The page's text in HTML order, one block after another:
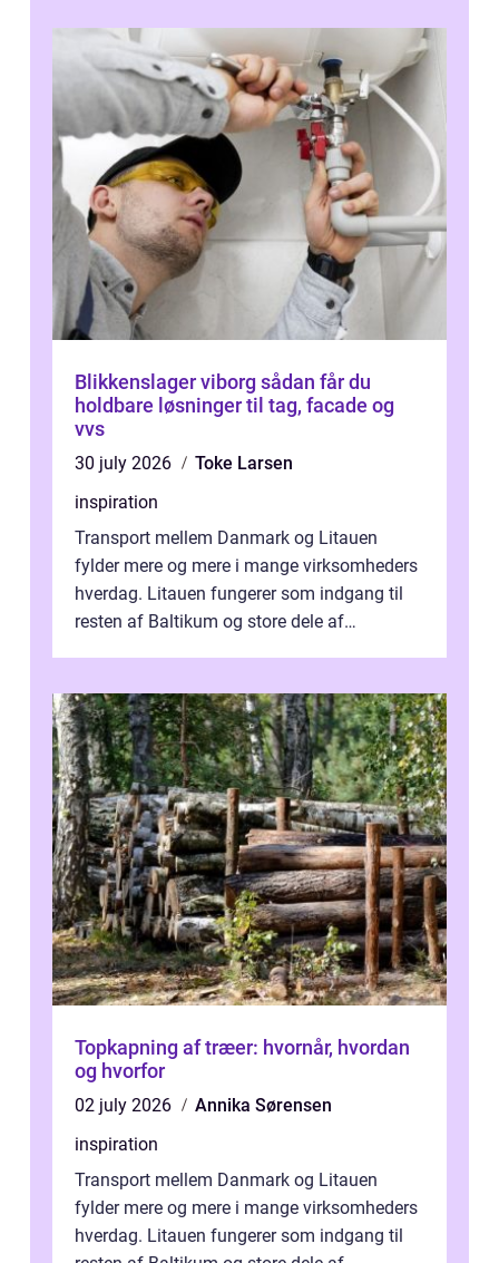
Blikkenslager viborg sådan får du
holdbare løsninger til tag, facade og
vvs
30 july 2026
Toke Larsen
inspiration
Transport mellem Danmark og Litauen
fylder mere og mere i mange virksomheders
hverdag. Litauen fungerer som indgang til
resten af Baltikum og store dele af
Topkapning af træer: hvornår, hvordan
og hvorfor
02 july 2026
Annika Sørensen
inspiration
Transport mellem Danmark og Litauen
fylder mere og mere i mange virksomheders
hverdag. Litauen fungerer som indgang til